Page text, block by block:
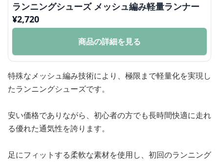
ランニングシューズ メッシュ編み軽量ランナー
¥2,720
商品の詳細を見る
特殊なメッシュ編み技術により、極限まで軽量化を実現し
たランニングシューズです。
安い価格でありながら、初心者の方でも長時間快適に走れ
る優れた通気性を誇ります。
足にフィットする柔軟な素材を使用し、初回のランニング